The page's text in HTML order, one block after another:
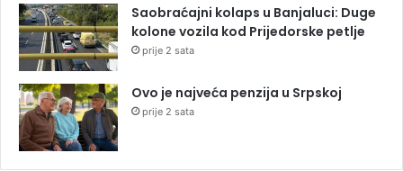
Saobraćajni kolaps u Banjaluci: Duge
kolone vozila kod Prijedorske petlje
prije 2 sata
Ovo je najveća penzija u Srpskoj
prije 2 sata